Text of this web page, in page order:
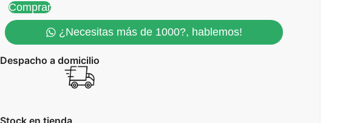
Comprar
¿Necesitas más de 1000?, hablemos!
Despacho a domicilio
Stock en tienda